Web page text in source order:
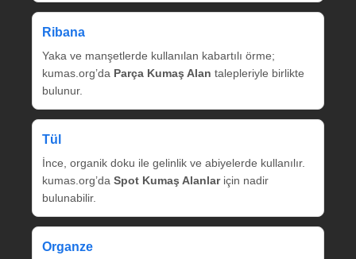
Ribana
Yaka ve manşetlerde kullanılan kabartılı örme;
kumas.org’da Parça Kumaş Alan talepleriyle birlikte
bulunur.
Tül
İnce, organik doku ile gelinlik ve abiyelerde kullanılır.
kumas.org’da Spot Kumaş Alanlariçin nadir
bulunabilir.
Organze